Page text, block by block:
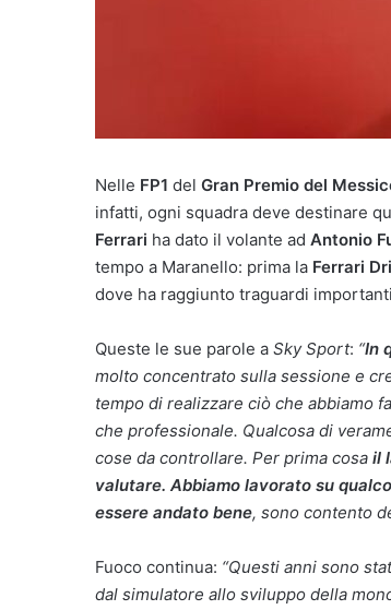
Nelle FP1 del Gran Premio del
infatti, ogni squadra deve destinare
Ferrari ha dato il volante ad Antonio
tempo a Maranello: prima la Ferrari
dove ha raggiunto traguardi
Queste le sue parole a Sky Sport: “In
molto concentrato sulla sessione e
tempo di realizzare ciò che abbiamo
che professionale. Qualcosa di
cose da controllare. Per prima cosa il
valutare. Abbiamo lavorato su
essere andato bene, sono contento
Fuoco continua: “Questi anni sono
dal simulatore allo sviluppo della